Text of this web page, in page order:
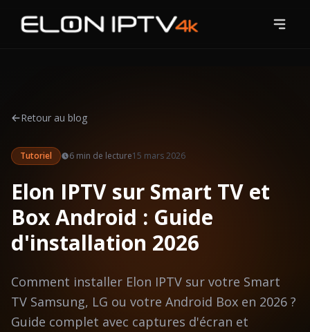
Blog
Guides
Contact
Essai Gratuit
S'abonner
Retour au blog
Tutoriel 6 min de lecture15 mars 2026
Elon IPTV sur Smart TV et
Box Android : Guide
d'installation 2026
Comment installer Elon IPTV sur votre Smart
TV Samsung, LG ou votre Android Box en 2026 ?
Guide complet avec captures d'écran et